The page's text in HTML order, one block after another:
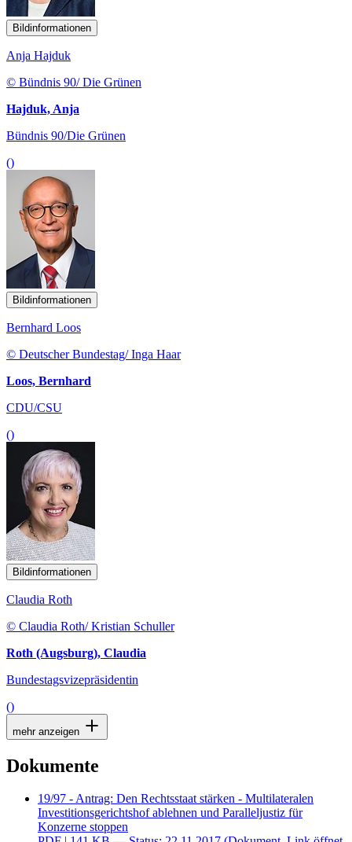
Bildinformationen
Anja Hajduk
© Bündnis 90/ Die Grünen
Hajduk, Anja
Bündnis 90/Die Grünen
()
Bildinformationen
Bernhard Loos
© Deutscher Bundestag/ Inga Haar
Loos, Bernhard
CDU/CSU
()
Bildinformationen
Claudia Roth
© Claudia Roth/ Kristian Schuller
Roth (Augsburg), Claudia
Bundestagsvizepräsidentin
()
mehr anzeigen
Dokumente
19/97 - Antrag: Den Rechtsstaat stärken - Multilateralen
Investitionsgerichtshof ablehnen und Paralleljustiz für
Konzerne stoppen